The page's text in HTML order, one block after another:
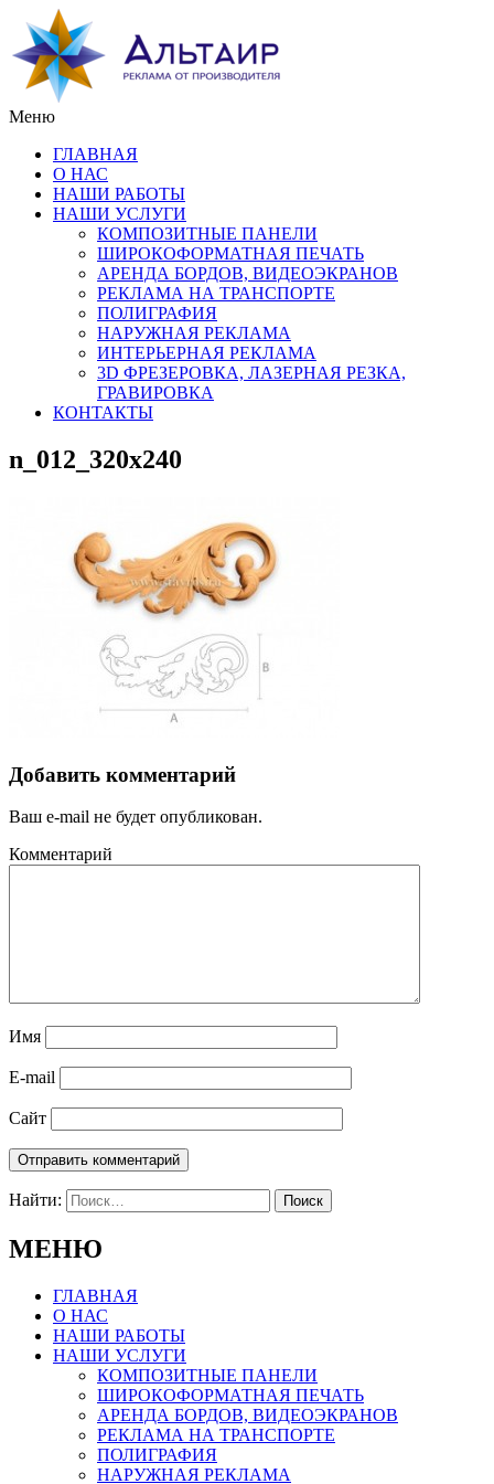
Меню
ГЛАВНАЯ
О НАС
НАШИ РАБОТЫ
НАШИ УСЛУГИ
КОМПОЗИТНЫЕ ПАНЕЛИ
ШИРОКОФОРМАТНАЯ ПЕЧАТЬ
АРЕНДА БОРДОВ, ВИДЕОЭКРАНОВ
РЕКЛАМА НА ТРАНСПОРТЕ
ПОЛИГРАФИЯ
НАРУЖНАЯ РЕКЛАМА
ИНТЕРЬЕРНАЯ РЕКЛАМА
3D ФРЕЗЕРОВКА, ЛАЗЕРНАЯ РЕЗКА,
ГРАВИРОВКА
КОНТАКТЫ
n_012_320x240
Добавить комментарий
Ваш e-mail не будет опубликован.
Комментарий
Имя
E-mail
Сайт
Найти:
МЕНЮ
ГЛАВНАЯ
О НАС
НАШИ РАБОТЫ
НАШИ УСЛУГИ
КОМПОЗИТНЫЕ ПАНЕЛИ
ШИРОКОФОРМАТНАЯ ПЕЧАТЬ
АРЕНДА БОРДОВ, ВИДЕОЭКРАНОВ
РЕКЛАМА НА ТРАНСПОРТЕ
ПОЛИГРАФИЯ
НАРУЖНАЯ РЕКЛАМА